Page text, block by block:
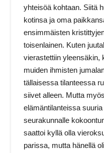
yhteisöä kohtaan. Siitä
kotinsa ja oma
ensimmäisten
toisenlainen. Kuten
vierastettiin yleensäkin,
muiden ihmisten
tällaisessa tilanteessa
siivet alleen. Mutta
elämäntilanteissa
seurakunnalle
saattoi kyllä olla
parissa, mutta hänellä